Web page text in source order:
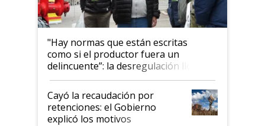
"Hay normas que están escritas
como si el productor fuera un
delincuente”: la desregulación llegó
al Congreso Aapresid y hasta se
habló del financiamiento al IPCVA
Cayó la recaudación por
retenciones: el Gobierno
explicó los motivos